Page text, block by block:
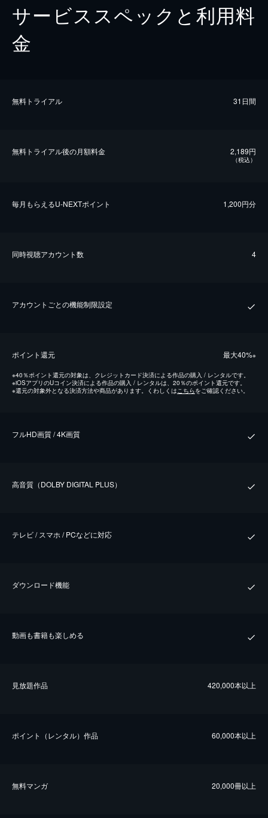
サービススペックと利用料
金
無料トライアル 31日間
無料トライアル後の⽉額料金 2,189円
（税込）
毎⽉もらえるU-NEXTポイント 1,200円分
同時視聴アカウント数 4
アカウントごとの機能制限設定
ポイント還元 最⼤40%※
※40％ポイント還元の対象は、クレジットカード決済による作品の購入 / レンタルです。
※iOSアプリのUコイン決済による作品の購入 / レンタルは、20％のポイント還元です。
※還元の対象外となる決済方法や商品があります。くわしくはこちらをご確認ください。
フルHD画質 / 4K画質
⾼⾳質（DOLBY DIGITAL PLUS）
テレビ / スマホ / PCなどに対応
ダウンロード機能
動画も書籍も楽しめる
⾒放題作品 420,000本以上
ポイント（レンタル）作品 60,000本以上
無料マンガ 20,000冊以上